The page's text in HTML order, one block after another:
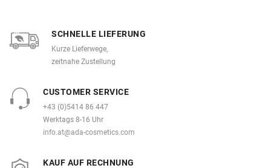
SCHNELLE LIEFERUNG
Kurze Lieferwege,
zeitnahe Zustellung
CUSTOMER SERVICE
+43 (0)5414 86 447
Werktags 8-16 Uhr
info.at@ada-cosmetics.com
KAUF AUF RECHNUNG